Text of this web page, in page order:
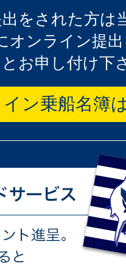
をされた方は
オンライン提
とお申し付け下
ン乗船名簿